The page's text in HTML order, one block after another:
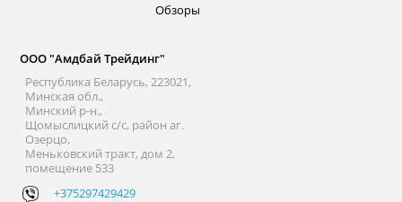
Обзоры
ООО "Амдбай Трейдинг"
Республика Беларусь, 223021,
Минская обл.,
Минский р-н.,
Щомыслицкий с/с, район аг.
Озерцо,
Меньковский тракт, дом 2,
помещение 533
+375297429429